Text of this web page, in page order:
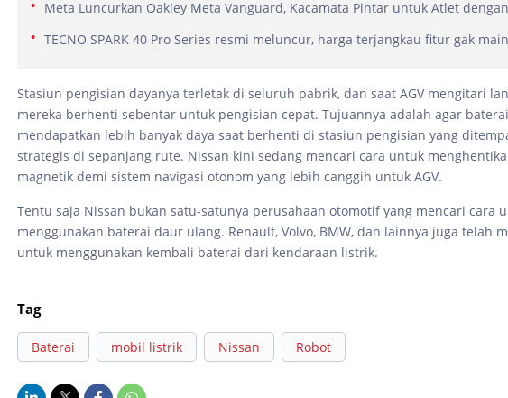
Meta Luncurkan Oakley Meta Vanguard, Kacamata Pintar untuk Atlet
TECNO SPARK 40 Pro Series resmi meluncur, harga terjangkau fitur gak
Stasiun pengisian dayanya terletak di seluruh pabrik, dan saat AGV mengitari
mereka berhenti sebentar untuk pengisian cepat. Tujuannya adalah agar
mendapatkan lebih banyak daya saat berhenti di stasiun pengisian yang
strategis di sepanjang rute. Nissan kini sedang mencari cara untuk
magnetik demi sistem navigasi otonom yang lebih canggih untuk AGV.
Tentu saja Nissan bukan satu-satunya perusahaan otomotif yang mencari cara
menggunakan baterai daur ulang. Renault, Volvo, BMW, dan lainnya juga telah
untuk menggunakan kembali baterai dari kendaraan listrik.
Tag
Baterai mobil listrik Nissan Robot